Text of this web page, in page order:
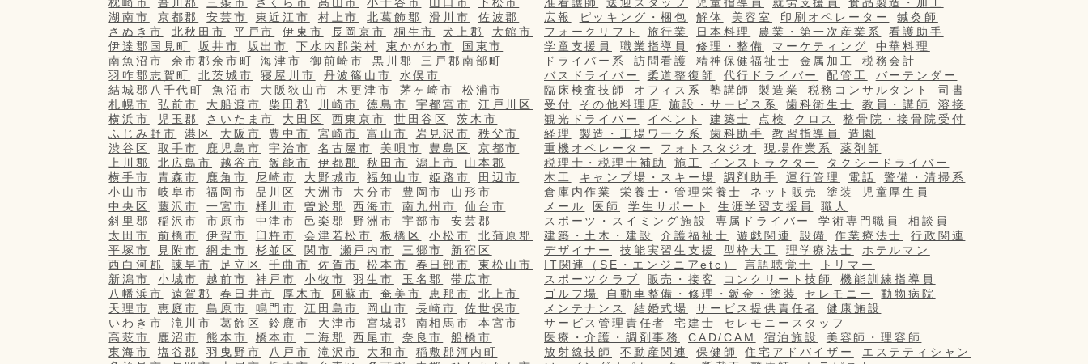
湖南市
京都郡 安芸市 東近江市 村上市 北葛飾郡 滑川市
佐波郡
さぬき市
北秋田市 平戸市 伊東市 長岡京市 桐生市 犬上郡
大館市
伊達郡国見町
坂井市 坂出市 下水内郡栄村 東かがわ市
国東市
南魚沼市
余市郡余市町 海津市 御前崎市 黒川郡
三戸郡南部町
羽咋郡志賀町
北茨城市 寝屋川市 丹波篠山市
水俣市
結城郡八千代町
魚沼市 大阪狭山市 木更津市 茅ヶ崎市
松浦市
札幌市
弘前市 大船渡市 柴田郡 川崎市 徳島市 宇都宮市
江戸川区
横浜市
児玉郡 さいたま市 大田区 西東京市 世田谷区
茨木市
ふじみ野市
港区 大阪市 豊中市 宮崎市 富山市 岩見沢市
秩父市
渋谷区
取手市 鹿児島市 宇治市 名古屋市 美唄市 豊島区
京都市
上川郡
北広島市 越谷市 飯能市 伊都郡 秋田市 潟上市
山本郡
横手市
青森市 鹿角市 尼崎市 大野城市 福知山市 姫路市
田辺市
小山市
岐阜市 福岡市 品川区 大洲市 大分市 豊岡市
山形市
中央区
藤沢市 一宮市 桶川市 曽於郡 西海市 南九州市
仙台市
斜里郡
稲沢市 市原市 中津市 邑楽郡 野洲市 宇部市
安芸郡
太田市
前橋市 伊賀市 臼杵市 会津若松市 板橋区 小松市
北蒲原郡
平塚市
見附市 網走市 杉並区 関市 瀬戸内市 三郷市
新宿区
西白河郡
諫早市 足立区 千曲市 佐賀市 松本市 春日部市
東松山市
新潟市
小城市 越前市 神戸市 小牧市 羽生市 玉名郡
帯広市
八幡浜市
遠賀郡 春日井市 厚木市 阿蘇市 奄美市 恵那市
北上市
天理市
恵庭市 島原市 鳴門市 江田島市 岡山市 長崎市
佐世保市
いわき市
滝川市 葛飾区 鈴鹿市 大津市 宮城郡 南相馬市
本宮市
高萩市
鹿沼市 熊本市 橋本市 二海郡 西尾市 奈良市
船橋市
東海市
塩谷郡 羽曳野市 八戸市 滝沢市 大和市
稲敷郡河内町
広報
ピッキング・梱包 解体 美容室 印刷オペレーター
鍼灸師
フォークリフト
旅行業 日本料理 農業・第一次産業系
看護助手
学童支援員
職業指導員 修理・整備 マーケティング
中華料理
ドライバー系
訪問看護 精神保健福祉士 金属加工
税務会計
バスドライバー
柔道整復師 代行ドライバー 配管工
バーテンダー
臨床検査技師
オフィス系 塾講師 製造業 税務コンサルタント
司書
受付
その他料理店 施設・サービス系 歯科衛生士 教員・講師
溶接
観光ドライバー
イベント 建築士 点検 クロス
整骨院・接骨院受付
経理
製造・工場ワーク系 歯科助手 教習指導員
造園
重機オペレーター
フォトスタジオ 現場作業系
薬剤師
税理士・税理士補助
施工 インストラクター
タクシードライバー
木工
キャンプ場・スキー場 調剤助手 運行管理 電話
警備・清掃系
倉庫内作業
栄養士・管理栄養士 ネット販売 塗装
児童厚生員
メール
医師 学生サポート 生涯学習支援員
職人
スポーツ・スイミング施設
専属ドライバー 学術専門職員
相談員
建築・土木・建設
介護福祉士 遊戯関連 設備 作業療法士
行政関連
デザイナー
技能実習生支援 型枠大工 理学療法士
ホテルマン
IT関連（SE・エンジニアetc）
言語聴覚士
トリマー
スポーツクラブ
販売・接客 コンクリート技師
機能訓練指導員
ゴルフ場
自動車整備・修理・鈑金・塗装 セレモニー
動物病院
メンテナンス
結婚式場 サービス提供責任者
健康施設
サービス管理責任者
宅建士
セレモニースタッフ
医療・介護・調剤事務
CAD/CAM 宿泊施設
美容師・理容師
放射線技師
不動産関連 保健師 住宅アドバイザー
エステティシャン